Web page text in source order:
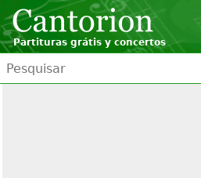
Partituras grátis y concertos